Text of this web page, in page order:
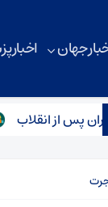
جهان